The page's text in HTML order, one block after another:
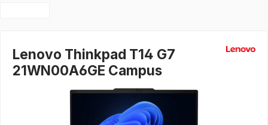
Lenovo Thinkpad T14 G7
21WN00A6GE Campus
Bildergalerie überspringen